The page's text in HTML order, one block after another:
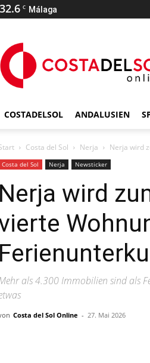
32.6 C Málaga
COSTADELSOL ANDALUSIEN
Costa del Sol Nerja Nerja wird
Costa del Sol Nerja Newsticker
Nerja wird
als 4.300 Immobilien sind als
Costa del Sol Online - 27. Mai 2026